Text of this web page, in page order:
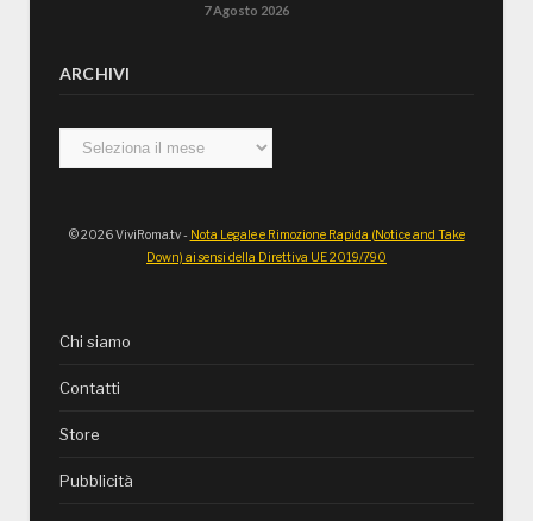
7 Agosto 2026
ARCHIVI
Archivi
© 2026 ViviRoma.tv - Nota Legale e Rimozione Rapida (Notice and Take
Down) ai sensi della Direttiva UE 2019/790
Chi siamo
Contatti
Store
Pubblicità